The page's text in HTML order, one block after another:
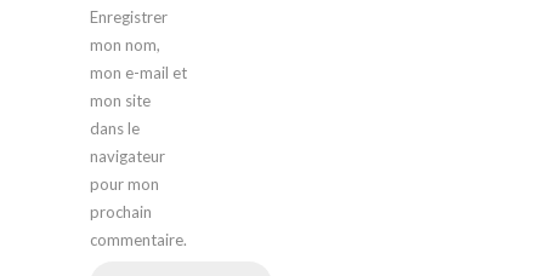
Enregistrer
mon nom,
mon e-mail et
mon site
dans le
navigateur
pour mon
prochain
commentaire.